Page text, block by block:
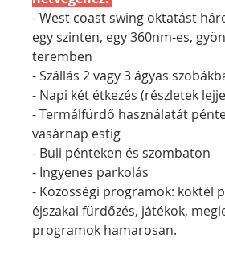
- West coast swing oktatást
egy szinten, egy 360nm-es,
teremben
- Szállás 2 vagy 3 ágyas
- Napi két étkezés (részletek
- Termálfürdő használatát
vasárnap estig
- Buli pénteken és szombaton
- Ingyenes parkolás
- Közösségi programok: koktél
éjszakai fürdőzés, játékok,
programok hamarosan.